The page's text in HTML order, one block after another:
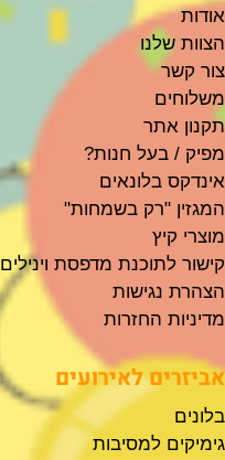
אודות
הצוות שלנו
צור קשר
משלוחים
תקנון אתר
מפיק / בעל חנות?
אינדקס בלונאים
המגזין "רק בשמחות"
מוצרי קיץ
קישור לתוכנת מדפסת וינילים
הצהרת נגישות
מדיניות החזרות
אביזרים לאירועים
בלונים
גימיקים למסיבות